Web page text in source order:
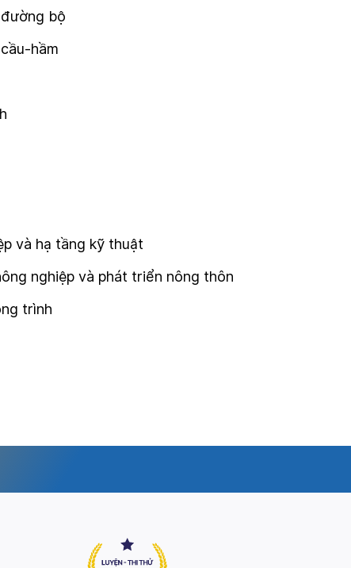
bộ
hầm
và hạ tầng kỹ thuật
nghiệp và phát triển nông thôn
trình